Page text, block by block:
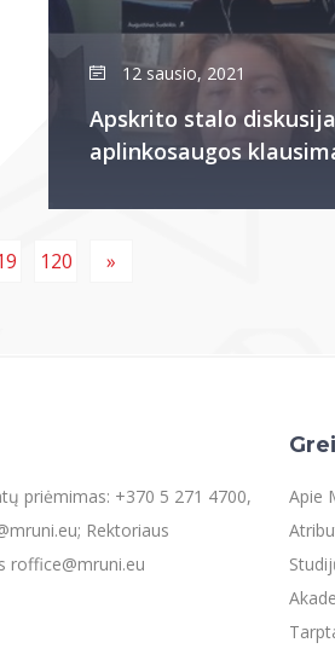
12 sausio, 2021
Apskrito stalo
aplinkosaugos
120 »
priėmimas: +370 5 271 4700,
Rektoriaus
roffice@mruni.eu
Apie